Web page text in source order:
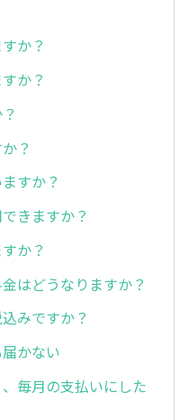
か？
か？
？
すか？
きますか？
か？
はどうなりますか？
みですか？
かない
毎月の支払いにした